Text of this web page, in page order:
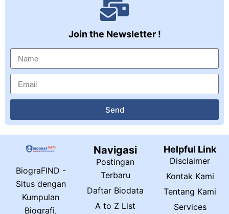
Join the Newsletter !
Send
BiograFIND -
Situs dengan
Kumpulan
Biografi,
Navigasi
Postingan
Terbaru
Daftar Biodata
A to Z List
Helpful Link
Disclaimer
Kontak Kami
Tentang Kami
Services